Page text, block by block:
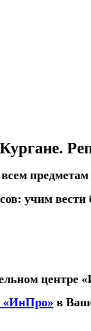
предметам
учим вести
центре
«ИнПро» в